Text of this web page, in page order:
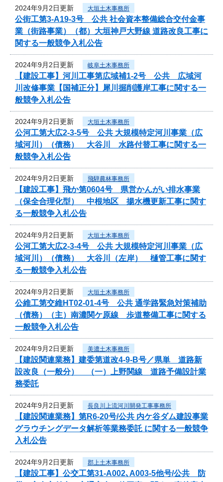
2024年9月2日更新 大垣土木事務所
公街工第3-A19-3号 公共 社会資本整備総合交付金事
業（街路事業）（都）大垣神戸大野線 道路改良工事に
関する一般競争入札公告
2024年9月2日更新 岐阜土木事務所
【建設工事】河川工事第広域補1-2号 公共 広域河
川改修事業【国補正分】犀川掘削護岸工事に関する一
般競争入札公告
2024年9月2日更新 大垣土木事務所
公河工第大広2-3-5号 公共 大規模特定河川事業（広
域河川）（債務） 大谷川 水路付替工事に関する一
般競争入札公告
2024年9月2日更新 飛騨農林事務所
【建設工事】飛か第0604号 県営かんがい排水事業
（保全合理化型） 中根地区 揚水機更新工事に関す
る一般競争入札公告
2024年9月2日更新 大垣土木事務所
公河工第大広2-3-4号 公共 大規模特定河川事業（広
域河川）（債務） 大谷川（左岸） 樋管工事に関す
る一般競争入札公告
2024年9月2日更新 大垣土木事務所
公維工第交維HT02-01-4号 公共 通学路緊急対策補助
（債務）（主）南濃関ケ原線 歩道整備工事に関する
一般競争入札公告
2024年9月2日更新 美濃土木事務所
【建設関連業務】建委第道改4-9-B号／県単 道路新
設改良（一般分） （一）上野関線 道路予備設計業
務委託
2024年9月2日更新 長良川上流河川開発工事事務所
【建設関連業務】第R6-20号/公共 内ケ谷ダム建設事業
グラウチングデータ解析等業務委託 に関する一般競争
入札公告
2024年9月2日更新 郡上土木事務所
【建設工事】公交工第31-A002､A003-5他号/公共 防